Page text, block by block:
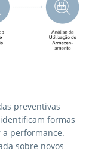
preventivas
formas
performance.
sobre novos